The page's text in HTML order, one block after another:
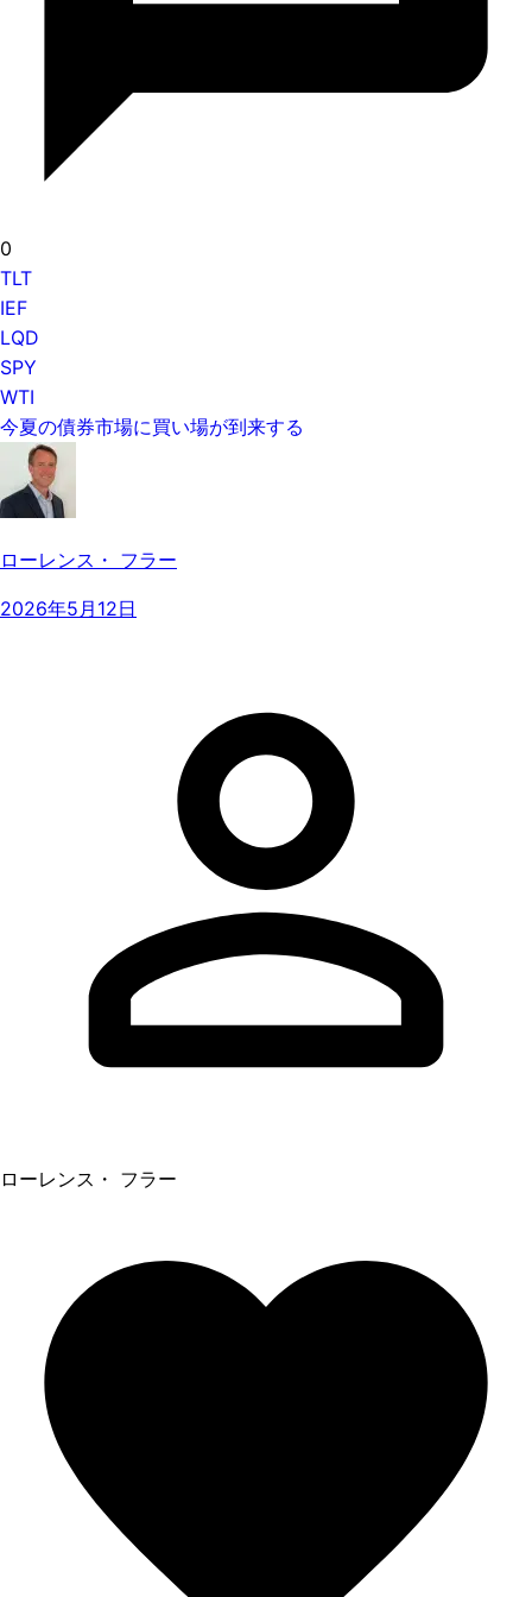
0
TLT
IEF
LQD
SPY
WTI
今夏の債券市場に買い場が到来する
ローレンス・ フラー
2026年5月12日
ローレンス・ フラー